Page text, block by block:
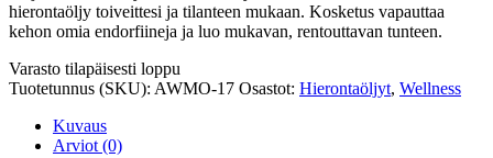
hierontaöljy toiveittesi ja tilanteen mukaan. Kosketus vapauttaa
kehon omia endorfiineja ja luo mukavan, rentouttavan tunteen.
Varastosaldo
Varasto tilapäisesti loppu
Tuotetunnus (SKU): AWMO-17 Osastot: Hierontaöljyt, Wellness
Kuvaus
Arviot (0)